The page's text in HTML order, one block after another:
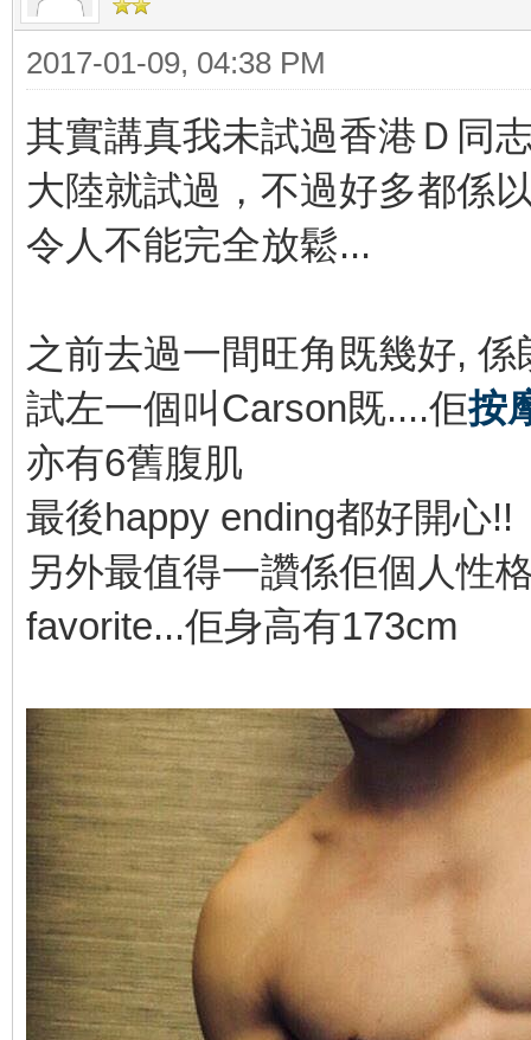
2017-01-09, 04:38 PM
其實講真我未試過香港Ｄ同
大陸就試過，不過好多都係
令人不能完全放鬆...
之前去過一間旺角既幾好,
試左一個叫Carson既....佢按
亦有6舊腹肌
最後happy ending都好開心!!
另外最值得一讚係佢個人性
favorite...佢身高有173cm